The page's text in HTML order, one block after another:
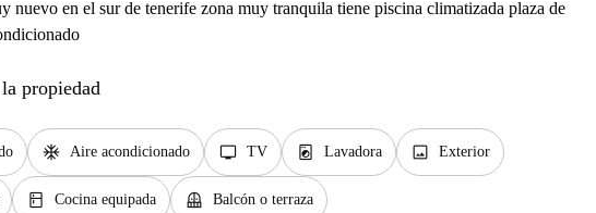
nuevo en el sur de tenerife zona muy tranquila tiene piscina climatizada plaza de
propiedad
ac_unit Aire acondicionado tv TV local_laundry_service Lavadora image Exterior
kitchen Cocina equipada balcony Balcón o terraza